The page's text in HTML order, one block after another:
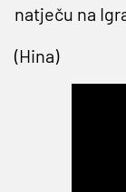
natječu na
(Hina)